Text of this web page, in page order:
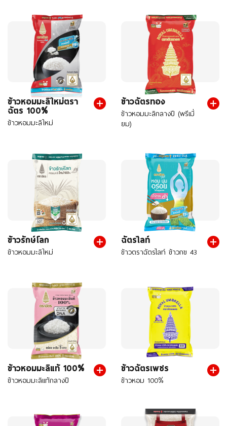
ข้าวหอมมะลิใหม่ตรา
ฉัตร 100%
ข้าวหอมมะลิใหม่
ข้าวฉัตรทอง
ข้าวหอมมะลิกลางปี (พรีเมี่
ยม)
ข้าวรักษ์โลก
ข้าวหอมมะลิใหม่
ฉัตรไลท์
ข้าวตราฉัตรไลท์ ข้าวกข 43
ข้าวหอมมะลิแท้ 100%
ข้าวหอมมะลิแท้กลางปี
ข้าวฉัตรเพชร
ข้าวหอม 100%